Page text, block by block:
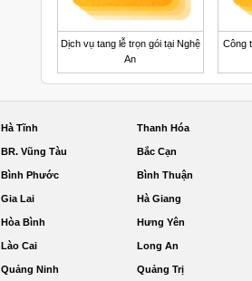
Dịch vụ tang lễ trọn gói tại Nghệ
An
Công
Hà Tĩnh Thanh Hóa
BR. Vũng Tàu Bắc Cạn
Bình Phước Bình Thuận
Gia Lai Hà Giang
Hòa Bình Hưng Yên
Lào Cai Long An
Quảng Ninh Quảng Trị